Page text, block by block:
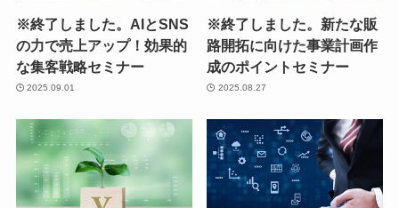
※終了しました。AIとSNS
の力で売上アップ！効果的
な集客戦略セミナー
2025.09.01
※終了しました。新たな販
路開拓に向けた事業計画作
成のポイントセミナー
2025.08.27